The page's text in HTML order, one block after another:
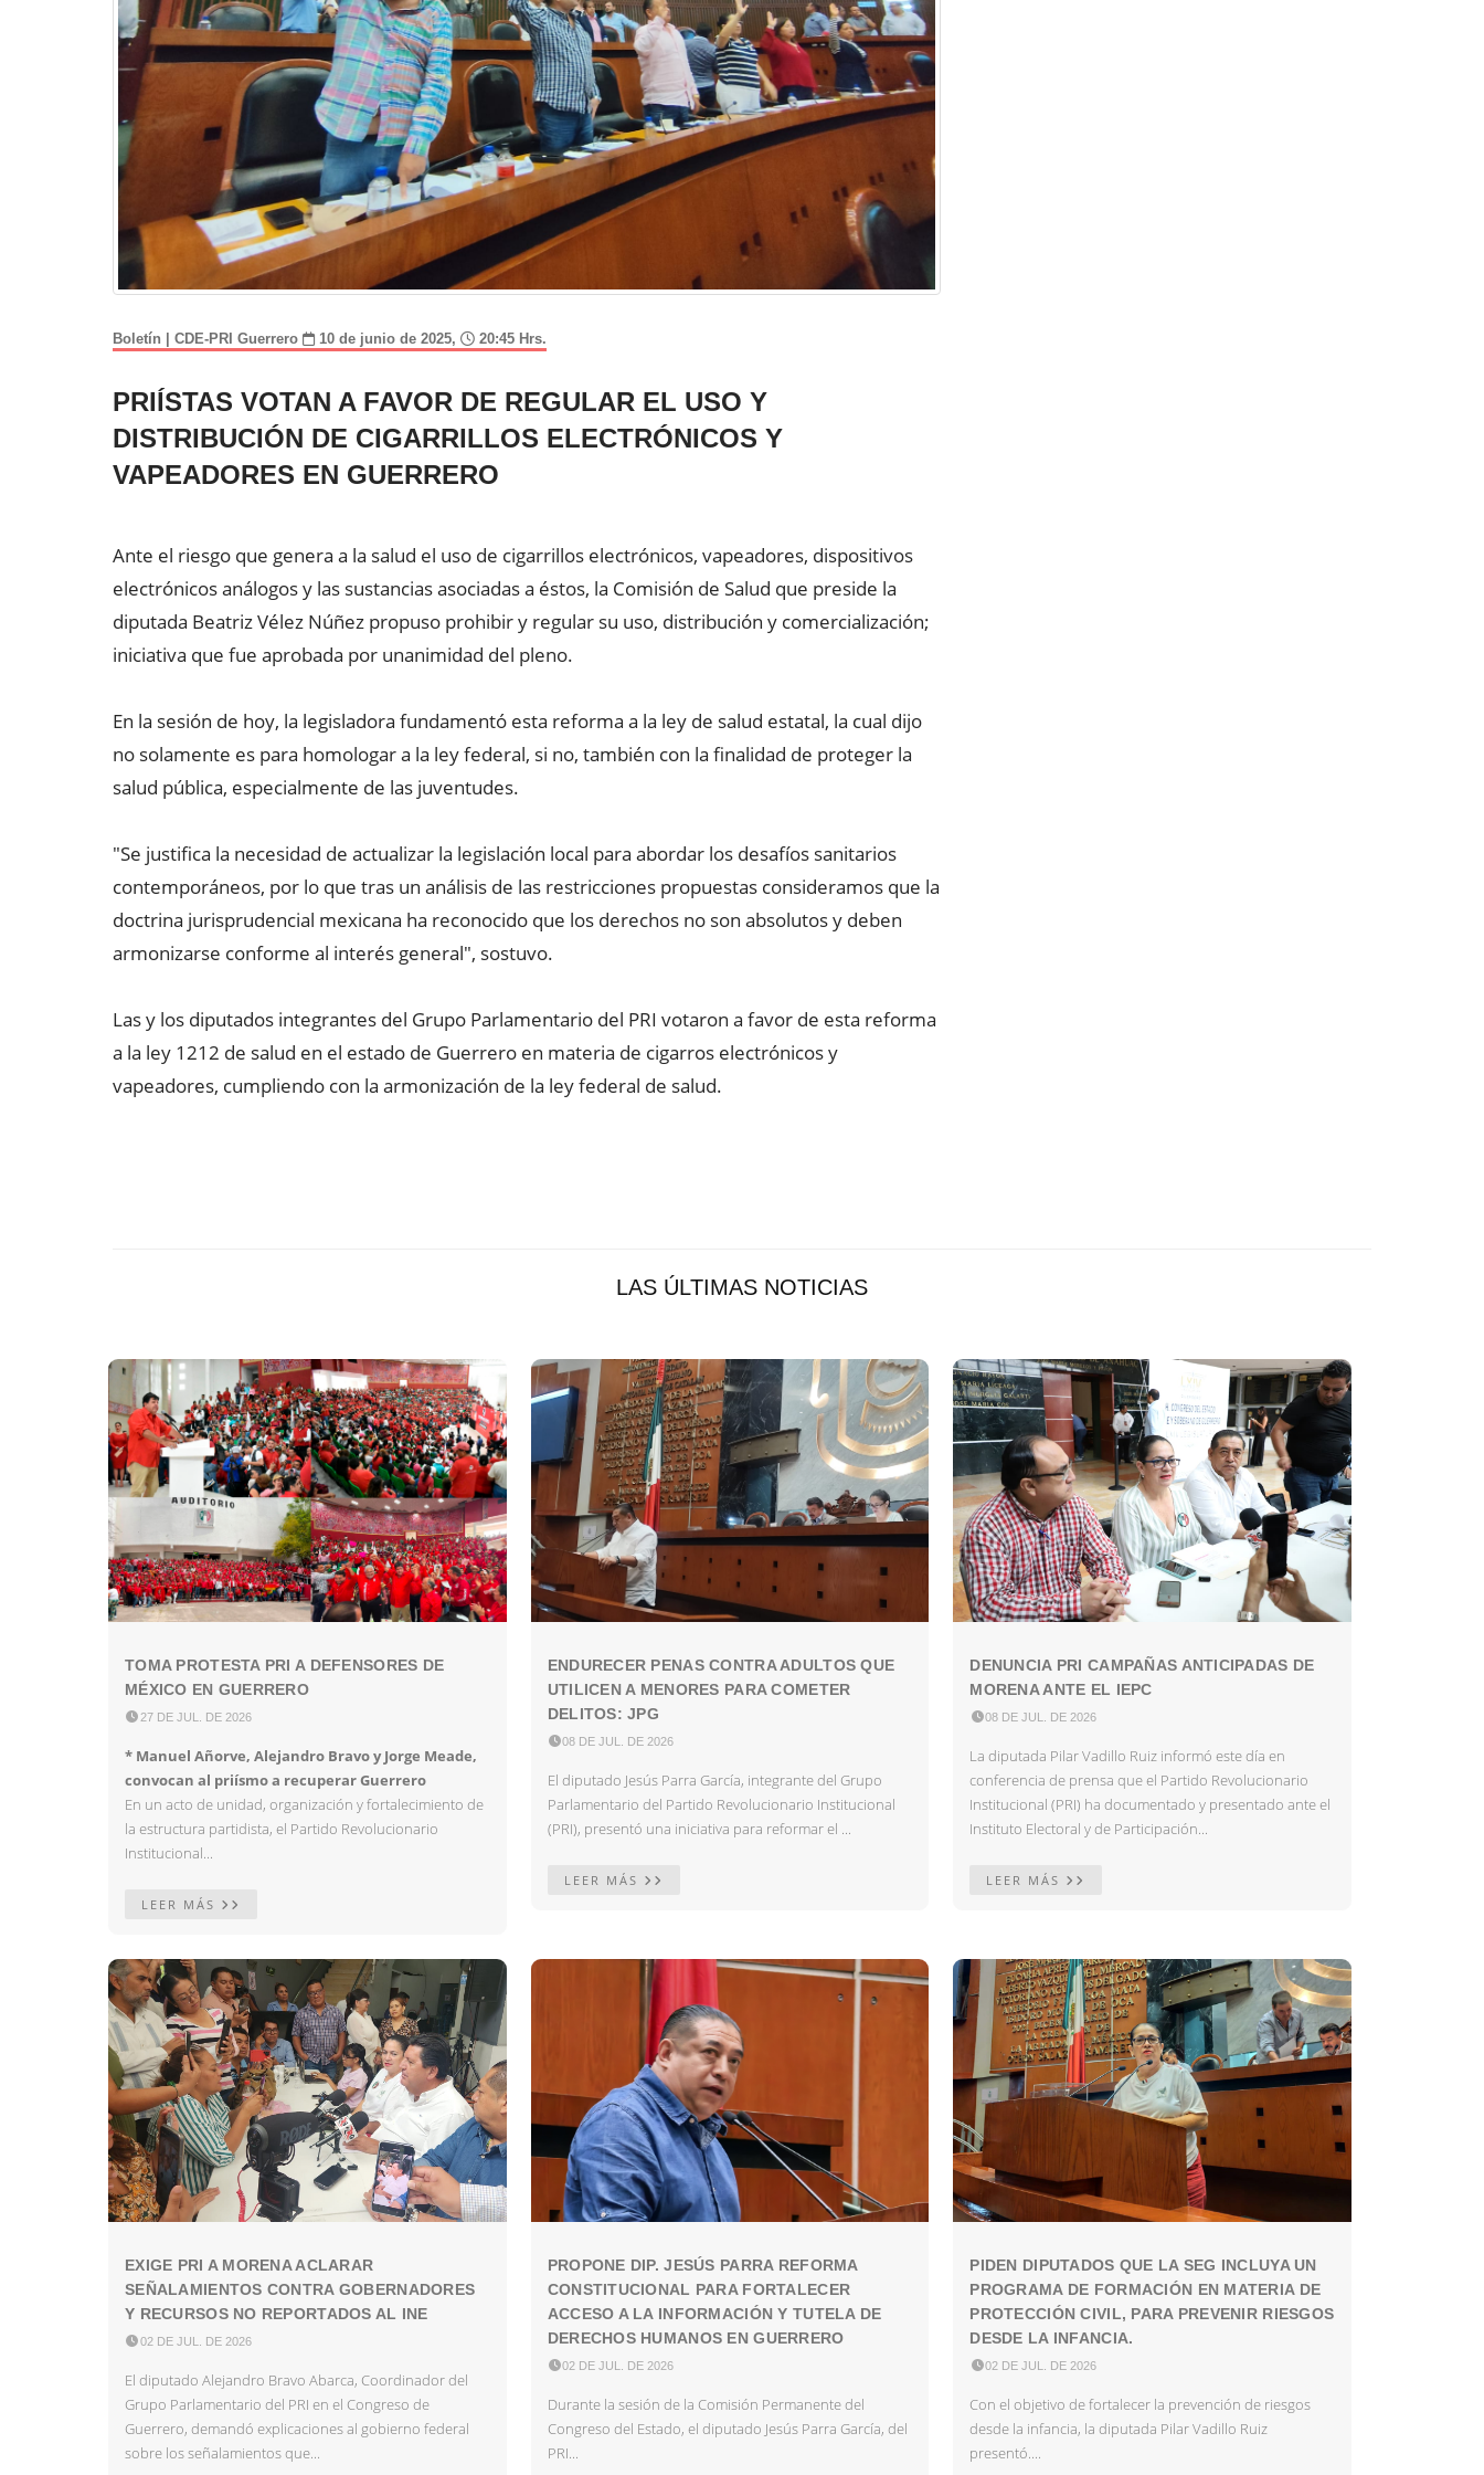
Boletín | CDE-PRI Guerrero 10 de junio de 2025, 20:45 Hrs.
PRIÍSTAS VOTAN A FAVOR DE REGULAR EL USO Y
DISTRIBUCIÓN DE CIGARRILLOS ELECTRÓNICOS Y
VAPEADORES EN GUERRERO
Ante el riesgo que genera a la salud el uso de cigarrillos electrónicos, vapeadores, dispositivos
electrónicos análogos y las sustancias asociadas a éstos, la Comisión de Salud que preside la
diputada Beatriz Vélez Núñez propuso prohibir y regular su uso, distribución y comercialización;
iniciativa que fue aprobada por unanimidad del pleno.
En la sesión de hoy, la legisladora fundamentó esta reforma a la ley de salud estatal, la cual dijo
no solamente es para homologar a la ley federal, si no, también con la finalidad de proteger la
salud pública, especialmente de las juventudes.
"Se justifica la necesidad de actualizar la legislación local para abordar los desafíos sanitarios
contemporáneos, por lo que tras un análisis de las restricciones propuestas consideramos que la
doctrina jurisprudencial mexicana ha reconocido que los derechos no son absolutos y deben
armonizarse conforme al interés general", sostuvo.
Las y los diputados integrantes del Grupo Parlamentario del PRI votaron a favor de esta reforma
a la ley 1212 de salud en el estado de Guerrero en materia de cigarros electrónicos y
vapeadores, cumpliendo con la armonización de la ley federal de salud.
LAS ÚLTIMAS NOTICIAS
TOMA PROTESTA PRI A DEFENSORES DE
MÉXICO EN GUERRERO
 27 DE JUL. DE 2026
* Manuel Añorve, Alejandro Bravo y Jorge Meade,
convocan al priísmo a recuperar Guerrero
En un acto de unidad, organización y fortalecimiento de
la estructura partidista, el Partido Revolucionario
Institucional...
LEER MÁS
ENDURECER PENAS CONTRA ADULTOS QUE
UTILICEN A MENORES PARA COMETER
DELITOS: JPG
08 DE JUL. DE 2026
El diputado Jesús Parra García, integrante del Grupo
Parlamentario del Partido Revolucionario Institucional
(PRI), presentó una iniciativa para reformar el ...
LEER MÁS
DENUNCIA PRI CAMPAÑAS ANTICIPADAS DE
MORENA ANTE EL IEPC
08 DE JUL. DE 2026
La diputada Pilar Vadillo Ruiz informó este día en
conferencia de prensa que el Partido Revolucionario
Institucional (PRI) ha documentado y presentado ante el
Instituto Electoral y de Participación...
LEER MÁS
EXIGE PRI A MORENA ACLARAR
SEÑALAMIENTOS CONTRA GOBERNADORES
Y RECURSOS NO REPORTADOS AL INE
02 DE JUL. DE 2026
El diputado Alejandro Bravo Abarca, Coordinador del
Grupo Parlamentario del PRI en el Congreso de
Guerrero, demandó explicaciones al gobierno federal
sobre los señalamientos que...
PROPONE DIP. JESÚS PARRA REFORMA
CONSTITUCIONAL PARA FORTALECER
ACCESO A LA INFORMACIÓN Y TUTELA DE
DERECHOS HUMANOS EN GUERRERO
02 DE JUL. DE 2026
Durante la sesión de la Comisión Permanente del
Congreso del Estado, el diputado Jesús Parra García, del
PRI...
PIDEN DIPUTADOS QUE LA SEG INCLUYA UN
PROGRAMA DE FORMACIÓN EN MATERIA DE
PROTECCIÓN CIVIL, PARA PREVENIR RIESGOS
DESDE LA INFANCIA.
02 DE JUL. DE 2026
Con el objetivo de fortalecer la prevención de riesgos
desde la infancia, la diputada Pilar Vadillo Ruiz
presentó....